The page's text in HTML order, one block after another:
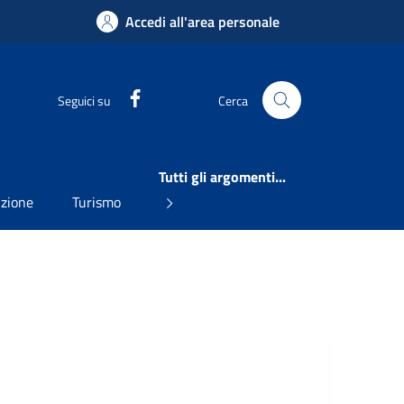
Accedi all'area personale
Seguici su Cerca
Turismo
Tutti gli argomenti...